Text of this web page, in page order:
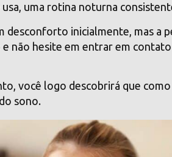
uma rotina noturna
desconforto inicialmente, mas a
não hesite em entrar em
você logo descobrirá que
sono.